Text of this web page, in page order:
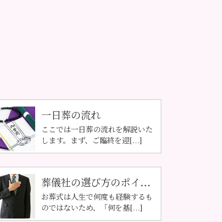
一日葬の流れ
ここでは一日葬の流れを解説いた
します。まず、ご臨終を迎[...]
葬儀社の選び方のポイ...
お葬式は人生で何度も経験するも
のではないため、「何を基[...]